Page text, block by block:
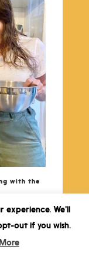
with the
experience. We'll
out if you wish.